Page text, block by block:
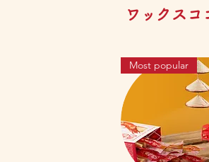
ワックスコ
Most popular